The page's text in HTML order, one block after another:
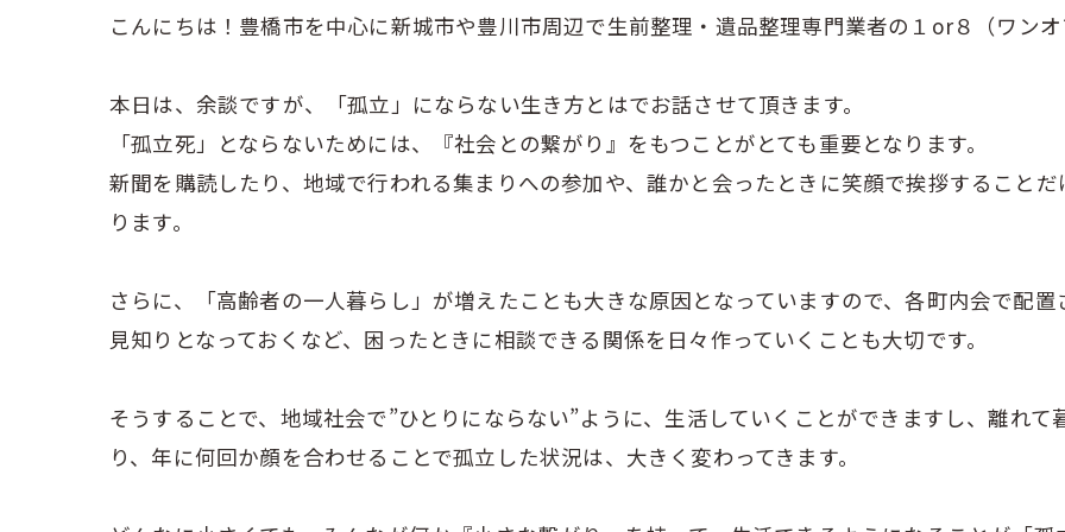
こんにちは！豊橋市を中心に新城市や豊川市周辺で生前整理・遺品整理専門業者の１or８（ワン
本日は、余談ですが、「孤立」にならない生き方とはでお話させて頂きます。
「孤立死」とならないためには、『社会との繋がり』をもつことがとても重要となります。
新聞を購読したり、地域で行われる集まりへの参加や、誰かと会ったときに笑顔で挨拶すること
ります。
さらに、「高齢者の一人暮らし」が増えたことも大きな原因となっていますので、各町内会で配
見知りとなっておくなど、困ったときに相談できる関係を日々作っていくことも大切です。
そうすることで、地域社会で”ひとりにならない”ように、生活していくことができますし、離れ
り、年に何回か顔を合わせることで孤立した状況は、大きく変わってきます。